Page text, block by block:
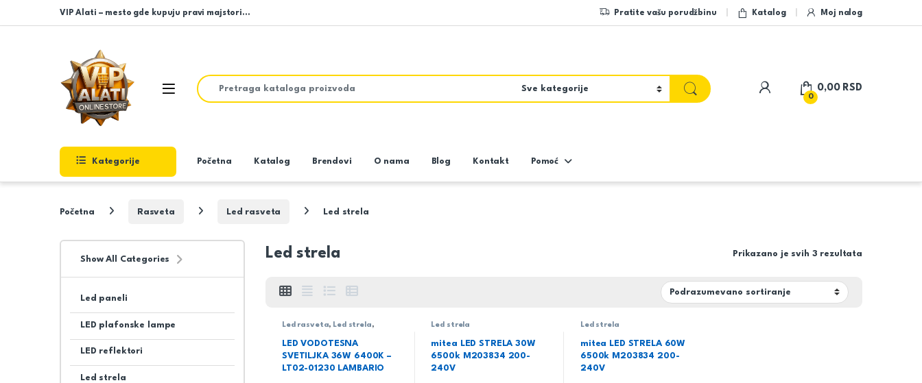
Skip to navigation
Skip to content
VIP Alati – mesto gde kupuju pravi majstori… Pratite vašu porudžbinu Katalog Moj nalog
Open
Search for:
My Account
0
0,00 RSD
Kategorije Početna Katalog Brendovi O nama Blog Kontakt Pomoć
Početna Rasveta Led rasveta Led strela
Led strela Prikazano je svih 3 rezultata
Led rasveta, Led strela,
LED VODOTESNA
SVETILJKA 36W 6400K –
LT02-01230 LAMBARIO
Led strela
mitea LED STRELA 30W
6500k M203834 200-
240V
Led strela
mitea LED STRELA 60W
6500k M203834 200-
240V
Show All Categories
Led paneli
LED plafonske lampe
LED reflektori
Led strela